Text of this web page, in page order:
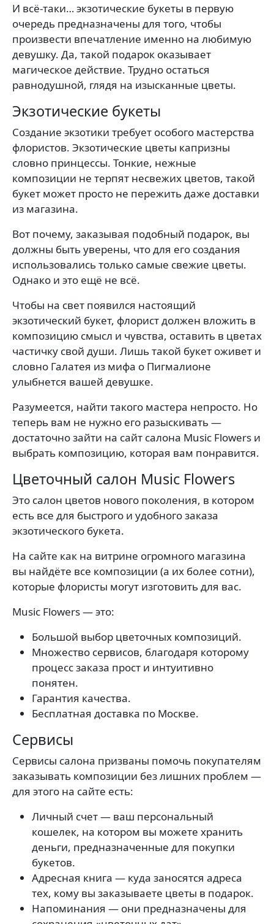
И всё-таки… экзотические букеты в первую
очередь предназначены для того, чтобы
произвести впечатление именно на любимую
девушку. Да, такой подарок оказывает
магическое действие. Трудно остаться
равнодушной, глядя на изысканные цветы.
Экзотические букеты
Создание экзотики требует особого мастерства
флористов. Экзотические цветы капризны
словно принцессы. Тонкие, нежные
композиции не терпят несвежих цветов, такой
букет может просто не пережить даже доставки
из магазина.
Вот почему, заказывая подобный подарок, вы
должны быть уверены, что для его создания
использовались только самые свежие цветы.
Однако и это ещё не всё.
Чтобы на свет появился настоящий
экзотический букет, флорист должен вложить в
композицию смысл и чувства, оставить в цветах
частичку свой души. Лишь такой букет оживет и
словно Галатея из мифа о Пигмалионе
улыбнется вашей девушке.
Разумеется, найти такого мастера непросто. Но
теперь вам не нужно его разыскивать —
достаточно зайти на сайт салона Music Flowers и
выбрать композицию, которая вам понравится.
Цветочный салон Music Flowers
Это салон цветов нового поколения, в котором
есть все для быстрого и удобного заказа
экзотического букета.
На сайте как на витрине огромного магазина
вы найдёте все композиции (а их более сотни),
которые флористы могут изготовить для вас.
Music Flowers — это:
Большой выбор цветочных композиций.
Множество сервисов, благодаря которому
процесс заказа прост и интуитивно
понятен.
Гарантия качества.
Бесплатная доставка по Москве.
Сервисы
Сервисы салона призваны помочь покупателям
заказывать композиции без лишних проблем —
для этого на сайте есть:
Личный счет — ваш персональный
кошелек, на котором вы можете хранить
деньги, предназначенные для покупки
букетов.
Адресная книга — куда заносятся адреса
тех, кому вы заказываете цветы в подарок.
Напоминания — они предназначены для